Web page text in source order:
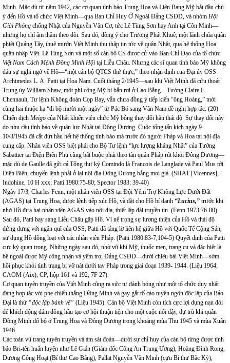
Minh. Mặc dù từ năm 1942, các cơ quan tình báo Trung Hoa và Liên Bang Mỹ bắt đầu chú
ý đến Hồ và tổ chức Việt Minh—qua Ban Chỉ Huy Ở Ngoài Đảng CSĐD, và nhóm Hội
Giải Phóng chống Nhật của Nguyễn Văn Cơ, tức Lê Tùng Sơn hay Anh tại Côn Minh—
nhưng họ chỉ âm thầm theo dõi. Sau đó, đồng ý cho Trương Phát Khuê, một lãnh chúa quân
phiệt Quảng Tây, thuê mướn Việt Minh thu thập tin tức về quân Nhật, qua hệ thống Hoa
quân nhập Việt. Lê Tùng Sơn và một số cán bộ CS được cử vào Ban Chỉ Đạo của tổ chức
Việt Nam Cách Mệnh Đồng Minh Hội tại Liễu Châu. Nhưng các sĩ quan tình báo Mỹ không
dấu sự nghi ngờ về Hồ—“một cán bộ QTCS thứ thực,” theo nhận định của Đại úy OSS
Archimedes L. A. Patti tại Hoa Nam. Cuối tháng 2/1945—sau khi Việt Minh đã cứu thoát
Trung úy William Shaw, một phi công Mỹ bị bắn rơi ở Cao Bằng—Tướng Claire L.
Chennault, Tư lệnh Không đoàn Cọp Bay, vẫn chưa đồng ý tiếp kiến “ông Hoàng,” mới
cùng hai thuộc hạ “đi bộ mười một ngày” từ Pác Bó sang Vân Nam đề nghị hợp tác. (20)
Chiến dịch Meigo của Nhật khiến viên chức Mỹ bỗng thay đổi hẳn thái độ. Sự thay đổi này
do nhu cầu tình báo về quân lực Nhật tại Đông Dương. Cuộc tổng tấn kích ngày 9-
10/3/1945 đã cắt đứt hầu hết hệ thống tình báo mà trước đó người Pháp và Hoa tại nội địa
cung cấp. Nhân viên OSS biệt phái cho Bộ Tư lệnh “lực lượng kháng Nhật” của Tướng
Sabattier tại Điện Biên Phủ cũng bắt buộc phải theo tàn quân Pháp rút khỏi Đông Dương—
mặc dù de Gaulle đã gửi cả Tổng thư ký Comindo là Francois de Langlade và Paul Mus tới
Điện Biên, chuyển lệnh phải ở lại nội địa Đông Dương bằng mọi giá. (SHAT [Vicennes],
Indohine, 10 H xxx; Patti 1980:75-80; Spector 1983: 39-40)
Ngày 17/3, Charles Fenn, một nhân viên OSS tại Đội Yểm Trợ Không Lực Dưới Đất
(AGAS) tại Trung Hoa, được lệnh tiếp xúc Hồ, và đặt cho Hồ bí danh “Lucius,” trước khi
nhờ Hồ đưa hai nhân viên AGAS vào nội địa, thiết lập đài truyền tin. (Fenn 1973:76-80).
Sau đó, Patti bay sang Liễu Châu gặp Hồ. Vì nể trọng sự lương thiện của Hồ và thái độ
dửng dưng với ngân quĩ của OSS, Patti đã tảng lờ liên hệ giữa Hồ với Quốc Tế Cộng Sản,
sử dụng Hồ đồng loạt với các nhân viên Pháp. (Patti 1980:83-7,104-5) Quyết định của Patti
cực kỳ quan trọng. Những ngày sau đó, nhờ vũ khí Mỹ, thuốc men, trang cụ và đặc biệt là
bề ngoài được Mỹ công nhận và yểm trợ, Đảng CSĐD—dưới chiêu bài Việt Minh—sớm
hồi phục khỏi tình trạng bị vỡ nát dưới tay Pháp trong giai đoạn 1939- 1944. (Liệu 1964;
CAOM (Aix), CP, hộp 161 và 192; 7F 27).
Cơ quan tuyên truyền của Việt Minh cũng ra sức tự đánh bóng như một tổ chức duy nhất
đang hợp tác với phe chiến thắng Đồng Minh và gay gắt tố cáo tuyên ngôn độc lập của Bảo
Đại là thứ “độc lập bánh vẽ” (Liệu 1945). Cán bộ Việt Minh còn tích cực lợi dụng nạn đói
để khích động đám đông hầu tạo cơ hội thuận tiện cho một cuộc nổi dậy, dự trù khi quân
Đồng Minh đổ bộ ở Trung Hoa và Đông Dương trong khoảng mùa Thu 1945 và mùa Xuân
1946.
Các toán vũ trang tuyên truyền và ám sát đoàn—dưới sự chỉ huy của cán bộ từng được tình
báo Bri-tên huấn luyện như Lê Giản (Giám đốc Công An Trung Ương), Hoàng Đình Rong,
Dương Công Hoạt (Bí thư Cao Bằng), Pallat Nguyễn Văn Minh (cựu Bí thư Bắc Kỳ),